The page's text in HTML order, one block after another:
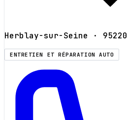
Herblay-sur-Seine · 95220
ENTRETIEN ET RÉPARATION AUTO